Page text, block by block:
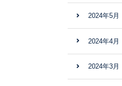
2024年5月
2024年4月
2024年3月